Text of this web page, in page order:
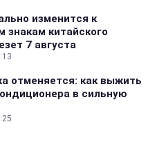
изменится к
знакам китайского
7 августа
отменяется: как выжить
в сильную